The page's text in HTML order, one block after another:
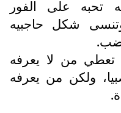
تحبه على الفور
شكل حاجبيه
تعطي من لا يعرفه
ولكن من يعرفه